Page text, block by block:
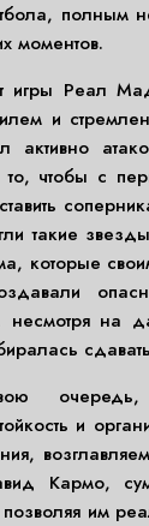
полным
моментов.
игры Реал
и
чтобы с
такие
которые
на
очередь,
и
Кармо,
им